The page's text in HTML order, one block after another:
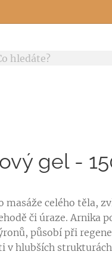
gel -
masáže celého těla,
či úraze. Arnika
působí při
v hlubších